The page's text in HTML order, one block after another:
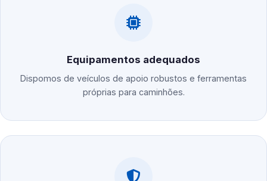
Equipamentos adequados
Dispomos de veículos de apoio robustos e ferramentas
próprias para caminhões.